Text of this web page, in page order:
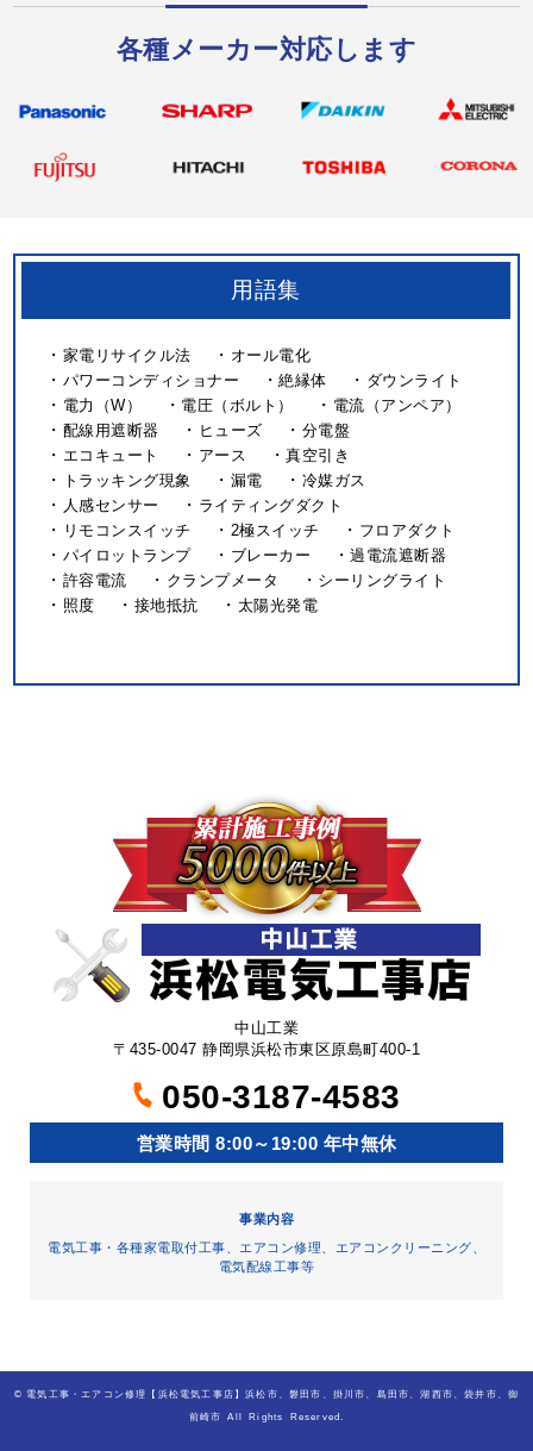
各種メーカー対応します
用語集
家電リサイクル法
オール電化
パワーコンディショナー
絶縁体
ダウンライト
電力（W）
電圧（ボルト）
電流（アンペア）
配線用遮断器
ヒューズ
分電盤
エコキュート
アース
真空引き
トラッキング現象
漏電
冷媒ガス
人感センサー
ライティングダクト
リモコンスイッチ
2極スイッチ
フロアダクト
パイロットランプ
ブレーカー
過電流遮断器
許容電流
クランプメータ
シーリングライト
照度
接地抵抗 太陽光発電
中山工業
〒435-0047 静岡県浜松市東区原島町400-1
050-3187-4583
営業時間 8:00～19:00 年中無休
事業内容
電気工事・各種家電取付工事、エアコン修理、エアコンクリーニング、
電気配線工事等
©電気工事・エアコン修理【浜松電気工事店】浜松市、磐田市、掛川市、島田市、湖西市、袋井市、御
前崎市 All Rights Reserved.